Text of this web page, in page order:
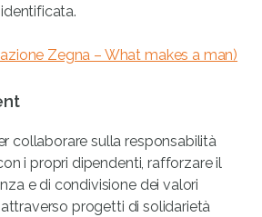
Zegna – What makes a man)
collaborare sulla responsabilità
i propri dipendenti, rafforzare il
e di condivisione dei valori
progetti di solidarietà